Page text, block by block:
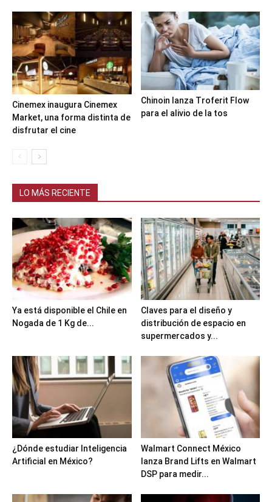
Cinemex inaugura Cinemex
Market, una forma distinta de
disfrutar el cine
Chinoin lanza Troferit Flow
para el alivio de la tos
LO MÁS RECIENTE
Ya está disponible el Chile en
Nogada de 1 Kg de...
Claves para el diseño y
distribución de espacio en
supermercados y...
¿Dónde estudiar Inteligencia
Artificial en México?
Walmart Connect México
lanza Brand Lifts en Walmart
DSP para medir...